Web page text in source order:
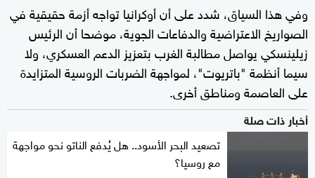
وفي هذا السياق، شدد على أن أوكرانيا تواجه أزمة حقيقية في
الصواريخ الاعتراضية والدفاعات الجوية، موضحا أن الرئيس
زيلينسكي يواصل مطالبة الغرب بتعزيز الدعم العسكري، ولا
سيما أنظمة "باتريوت"، لمواجهة الضربات الروسية المتزايدة
على العاصمة ومناطق أخرى.
أخبار ذات صلة
تصعيد البحر الأسود.. هل يُدفع الناتو نحو مواجهة
مع روسيا؟